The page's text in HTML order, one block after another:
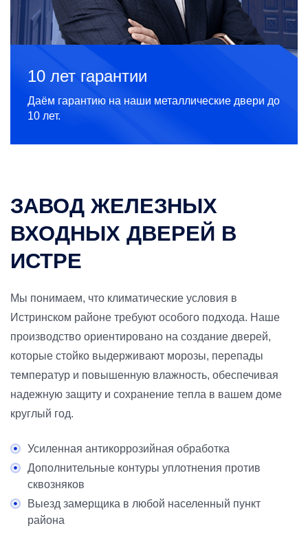
10 лет гарантии
Даём гарантию на наши металлические двери до
10 лет.
ЗАВОД ЖЕЛЕЗНЫХ
ВХОДНЫХ ДВЕРЕЙ В
ИСТРЕ
Мы понимаем, что климатические условия в
Истринском районе требуют особого подхода. Наше
производство ориентировано на создание дверей,
которые стойко выдерживают морозы, перепады
температур и повышенную влажность, обеспечивая
надежную защиту и сохранение тепла в вашем доме
круглый год.
Усиленная антикоррозийная обработка
Дополнительные контуры уплотнения против
сквозняков
Выезд замерщика в любой населенный пункт
района